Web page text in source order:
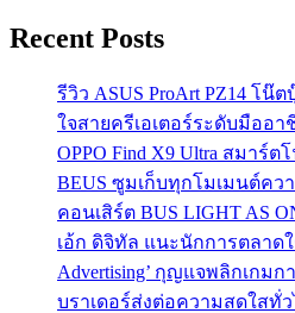
Recent Posts
รีวิว ASUS ProArt PZ14 โน๊
ใจสายครีเอเตอร์ระดับมืออ
OPPO Find X9 Ultra สมาร์
BEUS ซูมเก็บทุกโมเมนต์ค
คอนเสิร์ต BUS LIGHT AS
เอ้ก ดิจิทัล แนะนักการตลาดใ
Advertising’ กุญแจพลิกเกมก
บราเดอร์ส่งต่อความสดใสทั่